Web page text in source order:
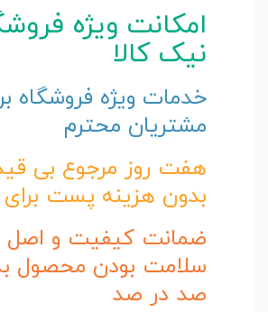
امکانت ویژه
نیک کالا
خدمات ویژه فروشگاه
مشتریان محترم
هفت روز مرجوع بی
بدون هزینه پست
ضمانت کیفیت و اصل
سلامت بودن محصول
صد در صد